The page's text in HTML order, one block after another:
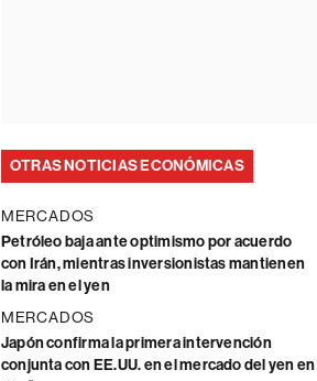
OTRAS NOTICIAS ECONÓMICAS
MERCADOS
Petróleo baja ante optimismo por acuerdo
con Irán, mientras inversionistas mantienen
la mira en el yen
MERCADOS
Japón confirma la primera intervención
conjunta con EE.UU. en el mercado del yen en